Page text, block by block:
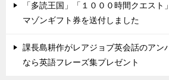
「多読王国」「１０００時間クエスト
マゾンギフト券を送付しました
課長島耕作がレアジョブ英会話のアン
なら英語フレーズ集プレゼント